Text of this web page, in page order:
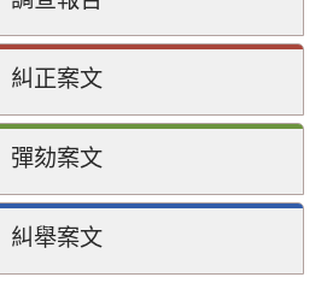
糾正案文
彈劾案文
糾舉案文